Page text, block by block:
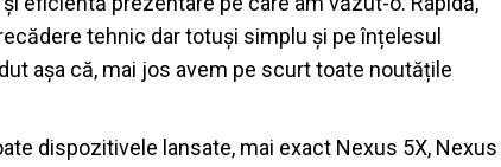
tehnic dar totuși simplu și pe înțelesul
așa că, mai jos avem pe scurt toate noutățile
dispozitivele lansate, mai exact Nexus 5X, Nexus